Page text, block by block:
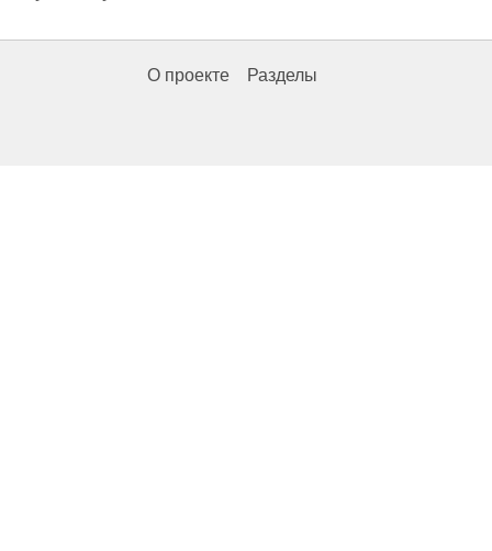
О проекте Разделы